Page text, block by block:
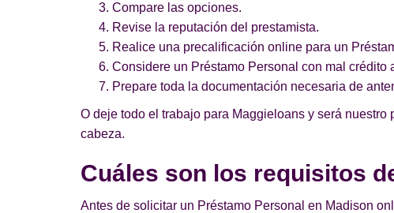
Compare las opciones.
Revise la reputación del prestamista.
Realice una precalificación online para un
Considere un Préstamo Personal con mal crédito
Prepare toda la documentación necesaria de
O deje todo el trabajo para Maggieloans y será
cabeza.
Cuáles son los requisitos
Antes de solicitar un Préstamo Personal en Madison